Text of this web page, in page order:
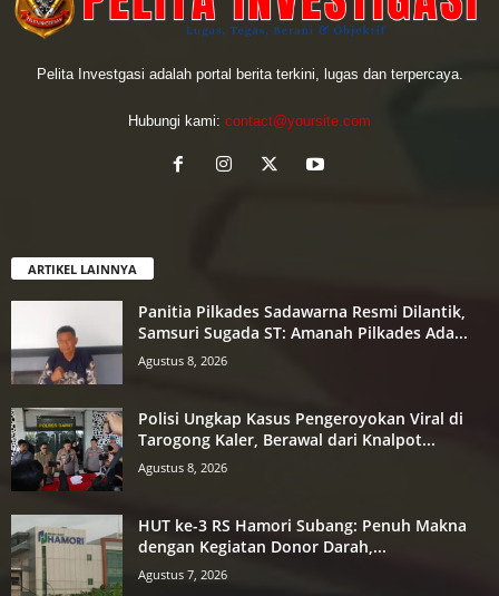
Pelita Investgasi adalah portal berita terkini, lugas dan terpercaya.
Hubungi kami: contact@yoursite.com
ARTIKEL LAINNYA
Panitia Pilkades Sadawarna Resmi Dilantik,
Samsuri Sugada ST: Amanah Pilkades Ada...
Agustus 8, 2026
Polisi Ungkap Kasus Pengeroyokan Viral di
Tarogong Kaler, Berawal dari Knalpot...
Agustus 8, 2026
HUT ke-3 RS Hamori Subang: Penuh Makna
dengan Kegiatan Donor Darah,...
Agustus 7, 2026